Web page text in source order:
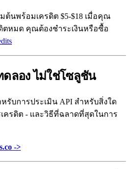
ต้นพร้อมเครดิต $5-$18 เมื่อคุณ
ตหมด คุณต้องชำระเงินหรือซื้อ
ดลอง ไม่ใช่โซลูชัน
หรับการประเมิน API สำหรับสิ่งใด
ครดิต - และวิธีที่ฉลาดที่สุดในการ
->